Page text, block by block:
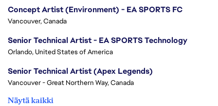
Concept Artist (Environment) - EA SPORTS FC
Vancouver, Canada
Senior Technical Artist - EA SPORTS Technology
Orlando, United States of America
Senior Technical Artist (Apex Legends)
Vancouver - Great Northern Way, Canada
Näytä kaikki